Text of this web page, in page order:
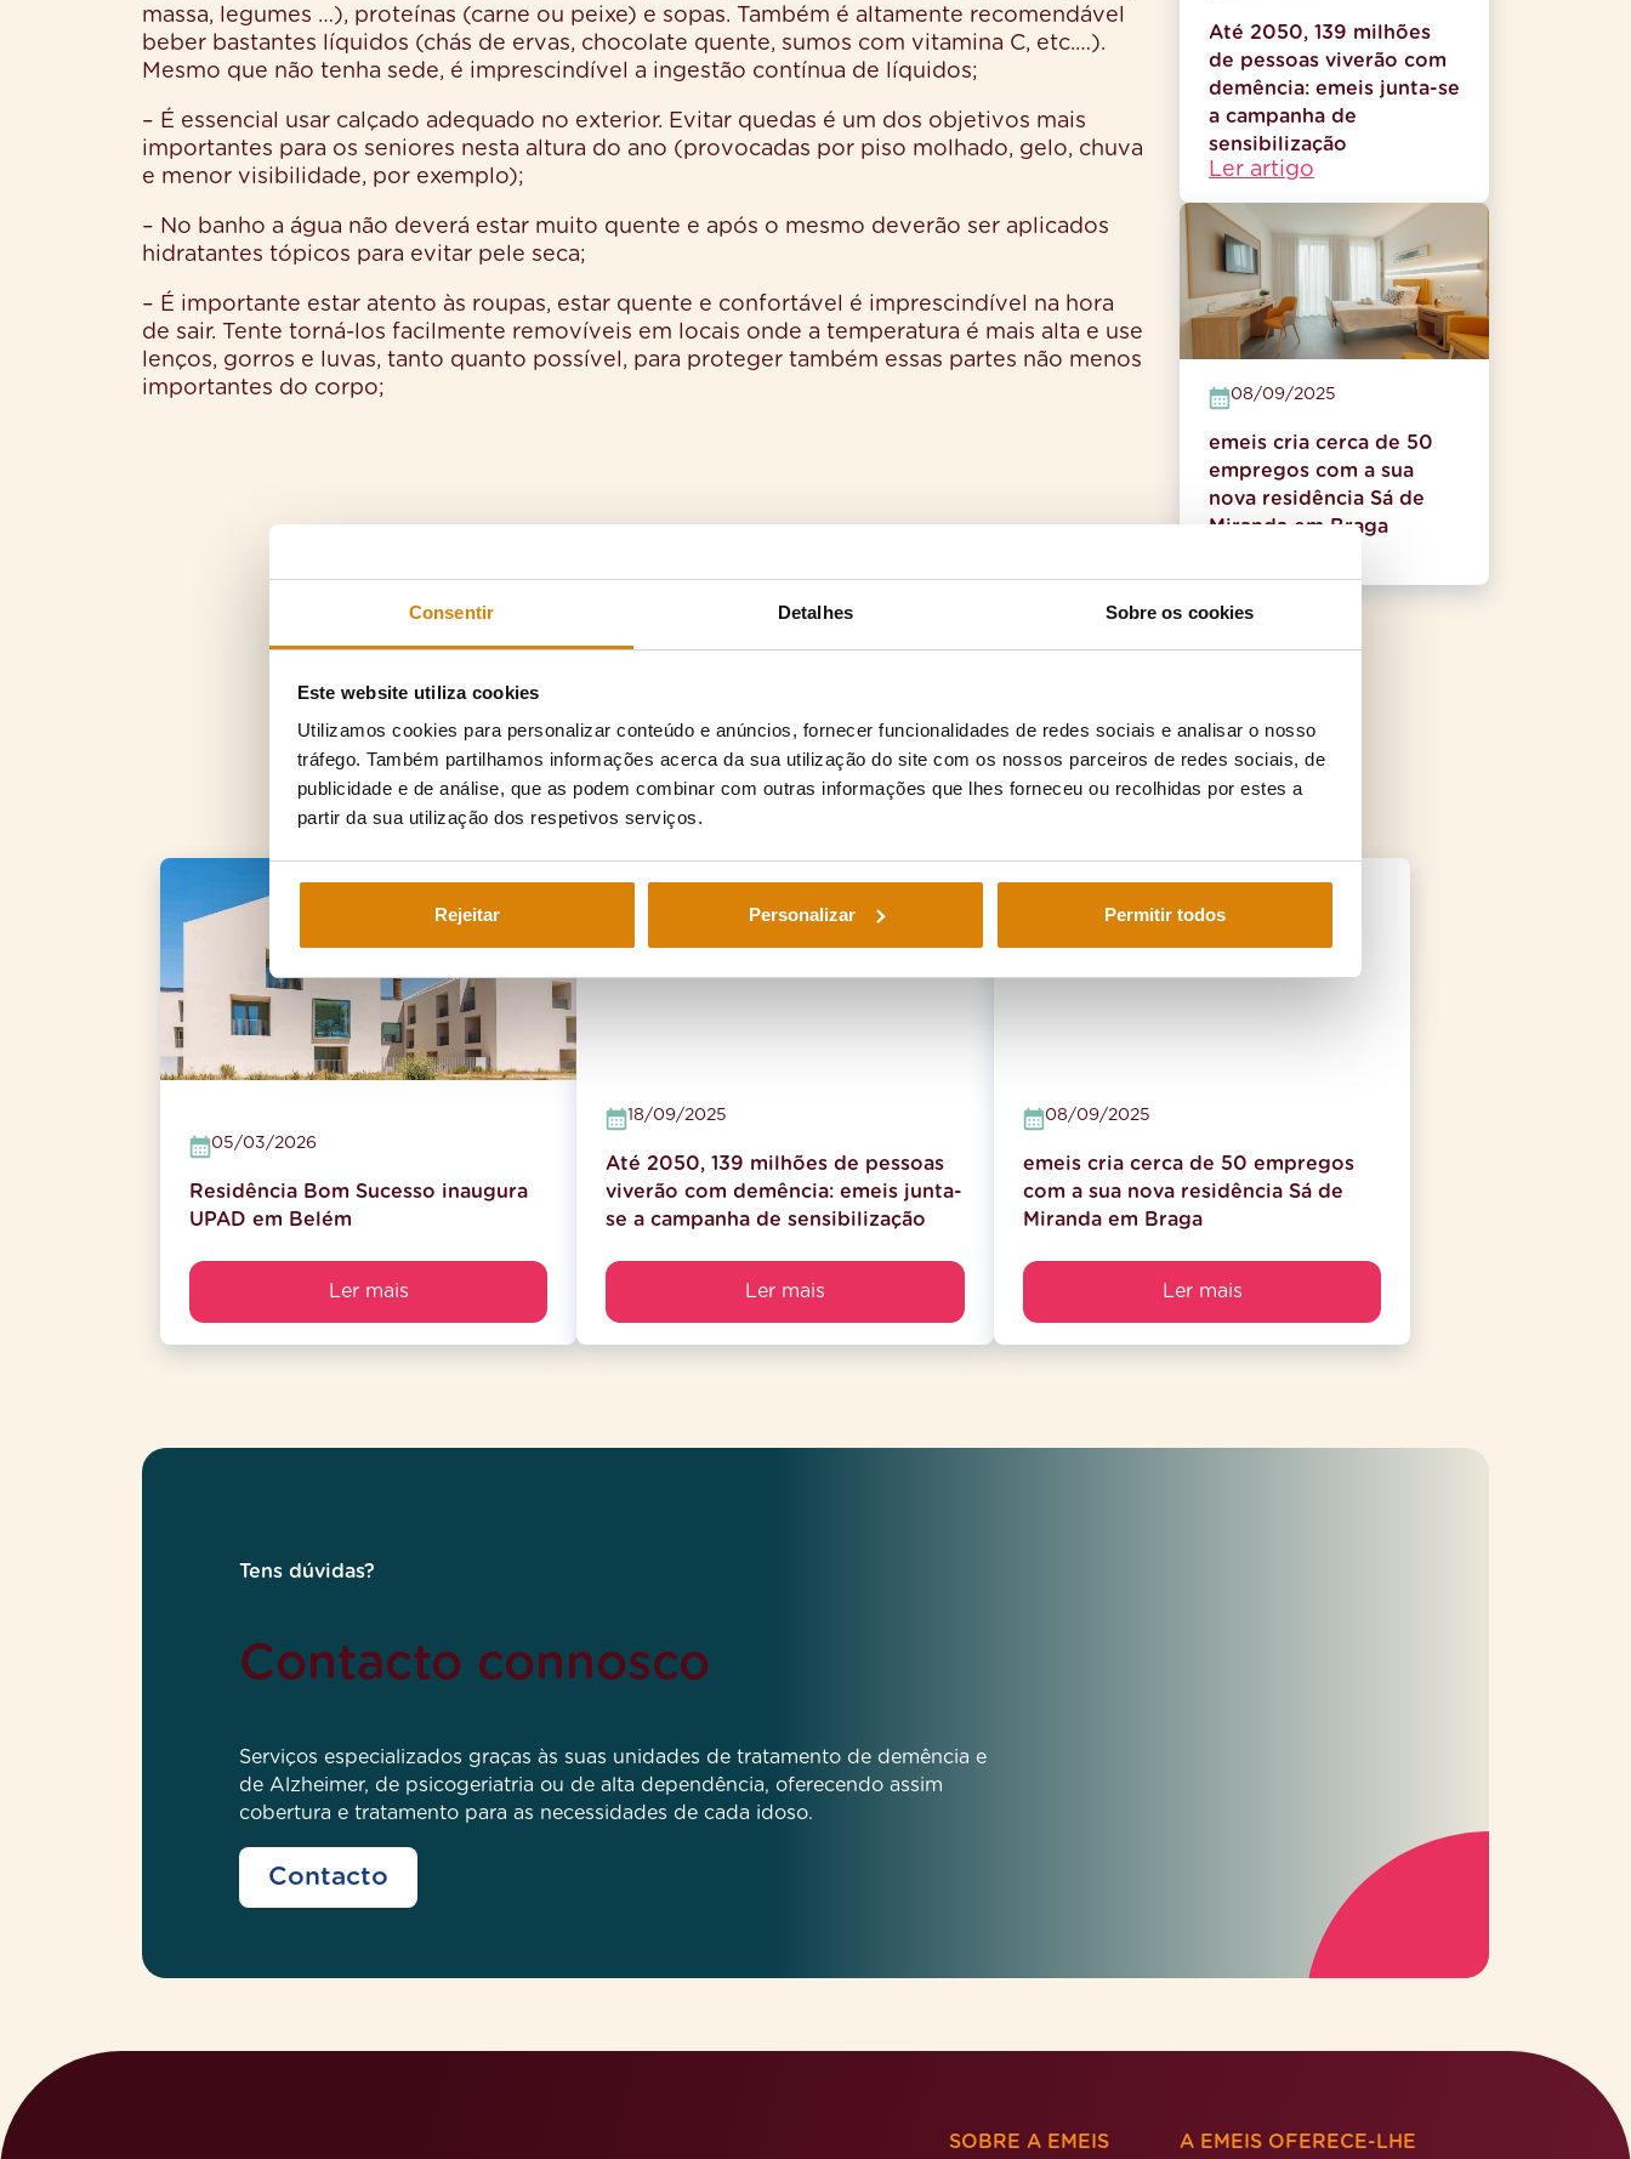
Consentir Detalhes Sobre os cookies
Este website utiliza cookies
Utilizamos cookies para personalizar conteúdo e anúncios, fornecer funcionalidades de redes sociais e analisar o nosso
tráfego. Também partilhamos informações acerca da sua utilização do site com os nossos parceiros de redes sociais, de
publicidade e de análise, que as podem combinar com outras informações que lhes forneceu ou recolhidas por estes a
partir da sua utilização dos respetivos serviços.
Rejeitar Personalizar Permitir todos
massa, legumes …), proteínas (carne ou peixe) e sopas. Também é altamente recomendável
beber bastantes líquidos (chás de ervas, chocolate quente, sumos com vitamina C, etc.…).
Mesmo que não tenha sede, é imprescindível a ingestão contínua de líquidos;
– É essencial usar calçado adequado no exterior. Evitar quedas é um dos objetivos mais
importantes para os seniores nesta altura do ano (provocadas por piso molhado, gelo, chuva
e menor visibilidade, por exemplo);
– No banho a água não deverá estar muito quente e após o mesmo deverão ser aplicados
hidratantes tópicos para evitar pele seca;
– É importante estar atento às roupas, estar quente e confortável é imprescindível na hora
de sair. Tente torná-los facilmente removíveis em locais onde a temperatura é mais alta e use
lenços, gorros e luvas, tanto quanto possível, para proteger também essas partes não menos
importantes do corpo;
Até 2050, 139 milhões
de pessoas viverão com
demência: emeis junta-se
a campanha de
sensibilização
Ler artigo
08/09/2025
emeis cria cerca de 50
empregos com a sua
nova residência Sá de
Miranda em Braga
05/03/2026
Residência Bom Sucesso inaugura
UPAD em Belém
Ler mais
18/09/2025
Até 2050, 139 milhões de pessoas
viverão com demência: emeis junta-
se a campanha de sensibilização
Ler mais
08/09/2025
emeis cria cerca de 50 empregos
com a sua nova residência Sá de
Miranda em Braga
Ler mais
Tens dúvidas?
Contacto connosco
Serviços especializados graças às suas unidades de tratamento de demência e
de Alzheimer, de psicogeriatria ou de alta dependência, oferecendo assim
cobertura e tratamento para as necessidades de cada idoso.
Contacto
SOBRE A EMEIS A EMEIS OFERECE-LHE